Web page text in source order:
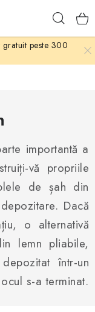
gratuit peste 300
importantă a
vă propriile
de șah din
Dacă
o alternativă
lemn pliabile,
într-un
s-a terminat.